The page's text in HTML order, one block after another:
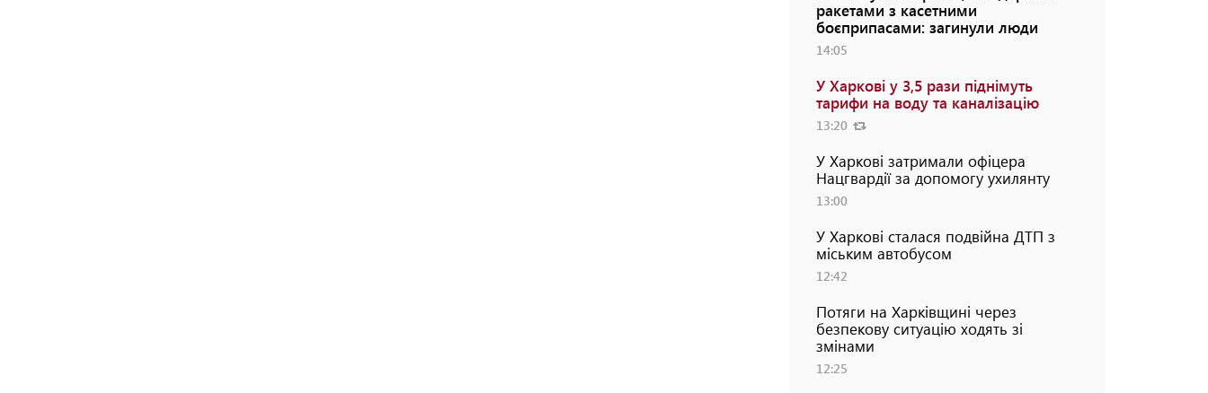
ракетами з касетними
боєприпасами: загинули люди
14:05
У Харкові у 3,5 рази піднімуть
тарифи на воду та каналізацію
13:20
У Харкові затримали офіцера
Нацгвардії за допомогу ухилянту
13:00
У Харкові сталася подвійна ДТП з
міським автобусом
12:42
Потяги на Харківщині через
безпекову ситуацію ходять зі
змінами
12:25